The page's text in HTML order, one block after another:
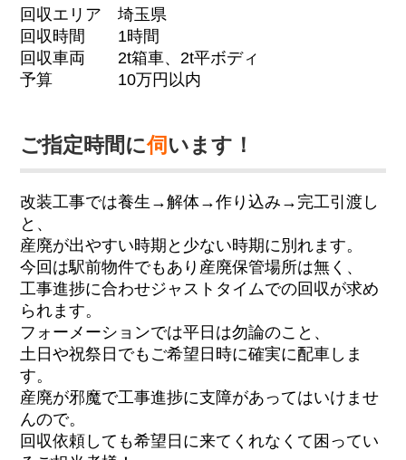
回収エリア 埼玉県
回収時間 1時間
回収車両 2t箱車、2t平ボディ
予算 10万円以内
ご指定時間に伺います！
改装工事では養生→解体→作り込み→完工引渡し
と、
産廃が出やすい時期と少ない時期に別れます。
今回は駅前物件でもあり産廃保管場所は無く、
工事進捗に合わせジャストタイムでの回収が求め
られます。
フォーメーションでは平日は勿論のこと、
土日や祝祭日でもご希望日時に確実に配車しま
す。
産廃が邪魔で工事進捗に支障があってはいけませ
んので。
回収依頼しても希望日に来てくれなくて困ってい